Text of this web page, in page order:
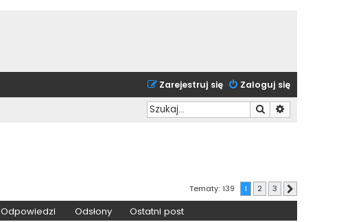
Zaloguj się
Zarejestruj się
Szukaj
Tematy: 139 1 2 3
Odpowiedzi Odsłony Ostatni post